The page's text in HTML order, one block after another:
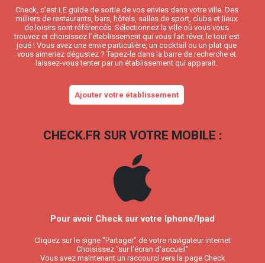
Check, c’est LE guide de sortie de vos envies dans votre ville. Des
milliers de restaurants, bars, hôtels, salles de sport, clubs et lieux
de loisirs sont référencés. Sélectionnez la ville où vous vous
trouvez et choisissez l’établissement qui vous fait rêver, le tour est
joué ! Vous avez une envie particulière, un cocktail ou un plat que
vous aimeriez dégustez ? Tapez-le dans la barre de recherche et
laissez-vous tenter par un établissement qui apparait.
Ajouter votre établissement
CHECK.FR SUR VOTRE MOBILE :
Pour avoir Check sur votre Iphone/Ipad
Cliquez sur le signe "Partager" de votre navigateur internet
Choisissez "sur l'écran d'accueil"
Vous avez maintenant un raccourci vers la page Check